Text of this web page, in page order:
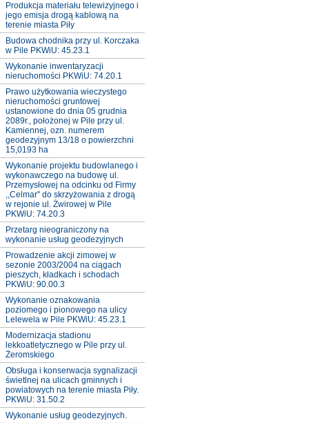
Produkcja materiału telewizyjnego i
jego emisja drogą kablową na
terenie miasta Piły
Budowa chodnika przy ul. Korczaka
w Pile PKWiU: 45.23.1
Wykonanie inwentaryzacji
nieruchomości PKWiU: 74.20.1
Prawo użytkowania wieczystego
nieruchomości gruntowej
ustanowione do dnia 05 grudnia
2089r., położonej w Pile przy ul.
Kamiennej, ozn. numerem
geodezyjnym 13/18 o powierzchni
15,0193 ha
Wykonanie projektu budowlanego i
wykonawczego na budowę ul.
Przemysłowej na odcinku od Firmy
,,Celmar" do skrzyżowania z drogą
w rejonie ul. Żwirowej w Pile
PKWiU: 74.20.3
Przetarg nieograniczony na
wykonanie usług geodezyjnych
Prowadzenie akcji zimowej w
sezonie 2003/2004 na ciągach
pieszych, kładkach i schodach
PKWiU: 90.00.3
Wykonanie oznakowania
poziomego i pionowego na ulicy
Lelewela w Pile PKWiU: 45.23.1
Modernizacja stadionu
lekkoatletycznego w Pile przy ul.
Żeromskiego
Obsługa i konserwacja sygnalizacji
świetlnej na ulicach gminnych i
powiatowych na terenie miasta Piły.
PKWiU: 31.50.2
Wykonanie usług geodezyjnych.